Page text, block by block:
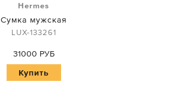
Hermes
Сумка мужская
LUX-133261
31000 РУБ
Купить